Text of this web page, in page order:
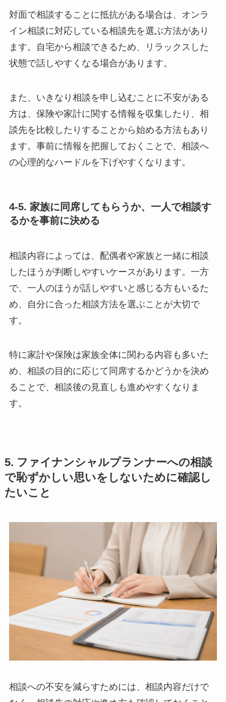
対面で相談することに抵抗がある場合は、オンラ
イン相談に対応している相談先を選ぶ方法があり
ます。自宅から相談できるため、リラックスした
状態で話しやすくなる場合があります。
また、いきなり相談を申し込むことに不安がある
方は、保険や家計に関する情報を収集したり、相
談先を比較したりすることから始める方法もあり
ます。事前に情報を把握しておくことで、相談へ
の心理的なハードルを下げやすくなります。
4-5. 家族に同席してもらうか、一人で相談す
るかを事前に決める
相談内容によっては、配偶者や家族と一緒に相談
したほうが判断しやすいケースがあります。一方
で、一人のほうが話しやすいと感じる方もいるた
め、自分に合った相談方法を選ぶことが大切で
す。
特に家計や保険は家族全体に関わる内容も多いた
め、相談の目的に応じて同席するかどうかを決め
ることで、相談後の見直しも進めやすくなりま
す。
5. ファイナンシャルプランナーへの相談
で恥ずかしい思いをしないために確認し
たいこと
相談への不安を減らすためには、相談内容だけで